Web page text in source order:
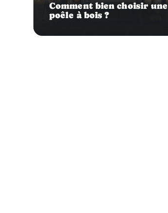
Comment bien choisir une
poêle à bois ?